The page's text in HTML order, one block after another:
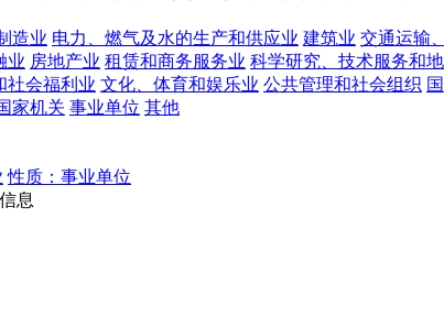
造业 电力、燃气及水的生产和供应业 建筑业 交通运输
业 房地产业 租赁和商务服务业 科学研究、技术服务和
社会福利业 文化、体育和娱乐业 公共管理和社会组织
家机关 事业单位 其他
性质：事业单位
息